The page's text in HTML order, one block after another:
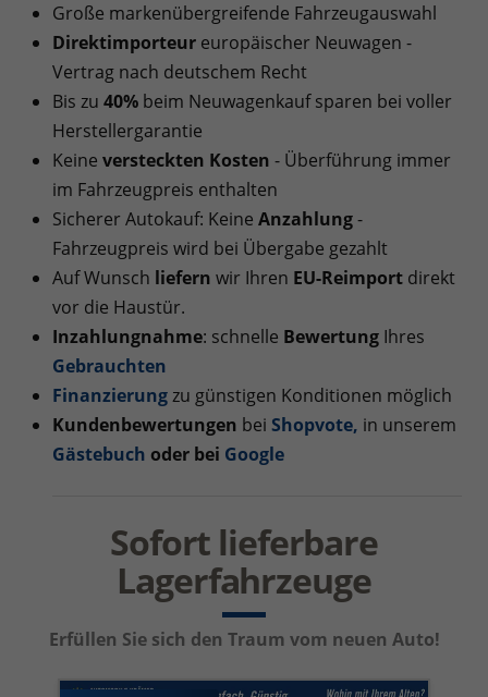
Große markenübergreifende Fahrzeugauswahl
Direktimporteur europäischer Neuwagen -
Vertrag nach deutschem Recht
Bis zu 40% beim Neuwagenkauf sparen bei voller
Herstellergarantie
Keine versteckten Kosten - Überführung immer
im Fahrzeugpreis enthalten
Sicherer Autokauf: Keine Anzahlung-
Fahrzeugpreis wird bei Übergabe gezahlt
Auf Wunsch liefern wir Ihren EU-Reimport direkt
vor die Haustür.
Inzahlungnahme: schnelle Bewertung Ihres
Gebrauchten
Finanzierungzu günstigen Konditionen möglich
Kundenbewertungen bei Shopvote, in unserem
Gästebuch oder bei Google
Sofort lieferbare
Lagerfahrzeuge
Erfüllen Sie sich den Traum vom neuen Auto!